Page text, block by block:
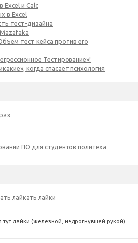
ПО для студентов политеха
лайкать лайки
тут лайки (железной, недрогнувшей рукой).